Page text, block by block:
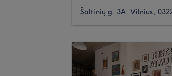
Šaltinių g. 3A, Vilnius,